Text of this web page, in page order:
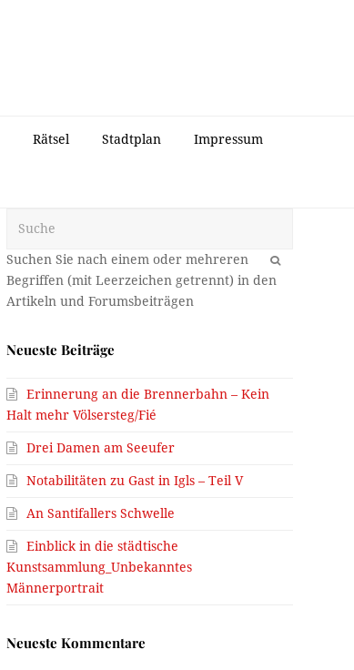
Rätsel Stadtplan Impressum
OK
Neueste Beiträge
Erinnerung an die Brennerbahn – Kein
Halt mehr Völsersteg/Fié
Drei Damen am Seeufer
Notabilitäten zu Gast in Igls – Teil V
An Santifallers Schwelle
Einblick in die städtische
Kunstsammlung_Unbekanntes
Männerportrait
Neueste Kommentare